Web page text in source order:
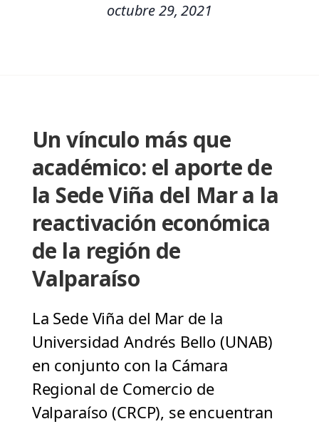
octubre 29, 2021
Un vínculo más que
académico: el aporte de
la Sede Viña del Mar a la
reactivación económica
de la región de
Valparaíso
La Sede Viña del Mar de la
Universidad Andrés Bello (UNAB)
en conjunto con la Cámara
Regional de Comercio de
Valparaíso (CRCP), se encuentran